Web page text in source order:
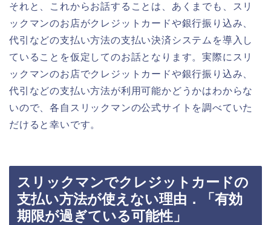
それと、これからお話することは、あくまでも、スリ
ックマンのお店がクレジットカードや銀行振り込み、
代引などの支払い方法の支払い決済システムを導入し
ていることを仮定してのお話となります。実際にスリ
ックマンのお店でクレジットカードや銀行振り込み、
代引などの支払い方法が利用可能かどうかはわからな
いので、各自スリックマンの公式サイトを調べていた
だけると幸いです。
スリックマンでクレジットカードの
支払い方法が使えない理由．「有効
期限が過ぎている可能性」